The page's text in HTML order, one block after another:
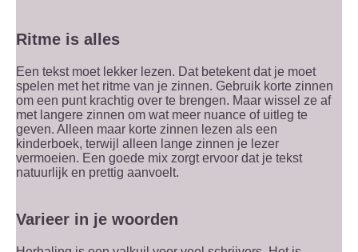
Ritme is alles
Een tekst moet lekker lezen. Dat betekent dat je moet
spelen met het ritme van je zinnen. Gebruik korte zinnen
om een punt krachtig over te brengen. Maar wissel ze af
met langere zinnen om wat meer nuance of uitleg te
geven. Alleen maar korte zinnen lezen als een
kinderboek, terwijl alleen lange zinnen je lezer
vermoeien. Een goede mix zorgt ervoor dat je tekst
natuurlijk en prettig aanvoelt.
Varieer in je woorden